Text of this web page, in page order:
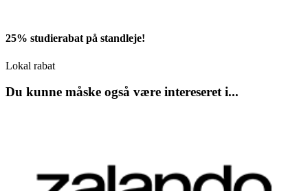
25% studierabat på standleje!
Lokal rabat
Du kunne måske også være intereseret i...